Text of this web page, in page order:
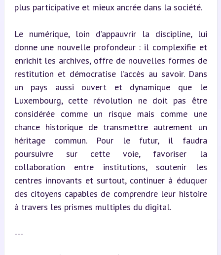
plus participative et mieux ancrée dans la société.
Le numérique, loin d’appauvrir la discipline, lui
donne une nouvelle profondeur : il complexifie et
enrichit les archives, offre de nouvelles formes de
restitution et démocratise l’accès au savoir. Dans
un pays aussi ouvert et dynamique que le
Luxembourg, cette révolution ne doit pas être
considérée comme un risque mais comme une
chance historique de transmettre autrement un
héritage commun. Pour le futur, il faudra
poursuivre sur cette voie, favoriser la
collaboration entre institutions, soutenir les
centres innovants et surtout, continuer à éduquer
des citoyens capables de comprendre leur histoire
à travers les prismes multiples du digital.
---